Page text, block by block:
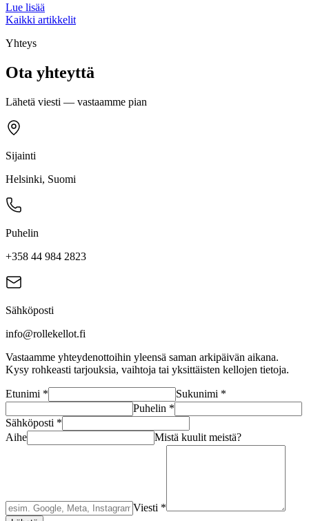
Lue lisää
Kaikki artikkelit
Yhteys
Ota yhteyttä
Lähetä viesti — vastaamme pian
Sijainti
Helsinki, Suomi
Puhelin
+358 44 984 2823
Sähköposti
info@rollekellot.fi
Vastaamme yhteydenottoihin yleensä saman arkipäivän aikana.
Kysy rohkeasti tarjouksia, vaihtoja tai yksittäisten kellojen tietoja.
Etunimi * Sukunimi *
Puhelin *
Sähköposti *
Aihe
Mistä kuulit meistä?
Viesti *